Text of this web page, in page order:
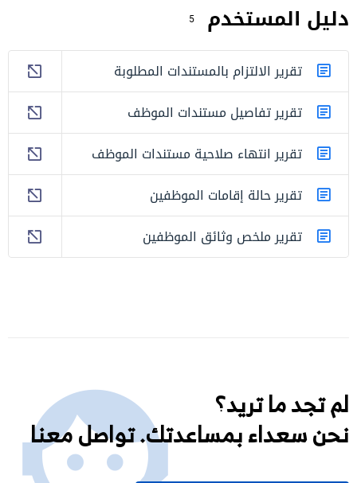
دليل المستخدم 5
تقرير الالتزام بالمستندات المطلوبة
تقرير تفاصيل مستندات الموظف
تقرير انتهاء صلاحية مستندات الموظف
تقرير حالة إقامات الموظفين
تقرير ملخص وثائق الموظفين
لم تجد ما تريد؟
نحن سعداء بمساعدتك. تواصل معنا